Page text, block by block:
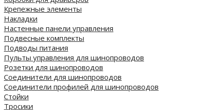
Крепежные элементы
Накладки
Настенные панели управления
Подвесные комплекты
Подводы питания
Пульты управления для шинопроводов
Розетки для шинопроводов
Соединители для шинопроводов
Соединители профилей для шинопроводов
Стойки
Тросики